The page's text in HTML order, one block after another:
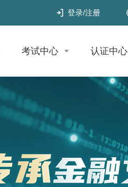
登录/注册
考试中心 认证中心